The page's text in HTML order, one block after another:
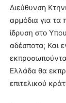
Διεύθυνση
αρμόδια για
ίδρυση στο
αδέσποτα; Και
Ελλάδα θα
επιτελικού